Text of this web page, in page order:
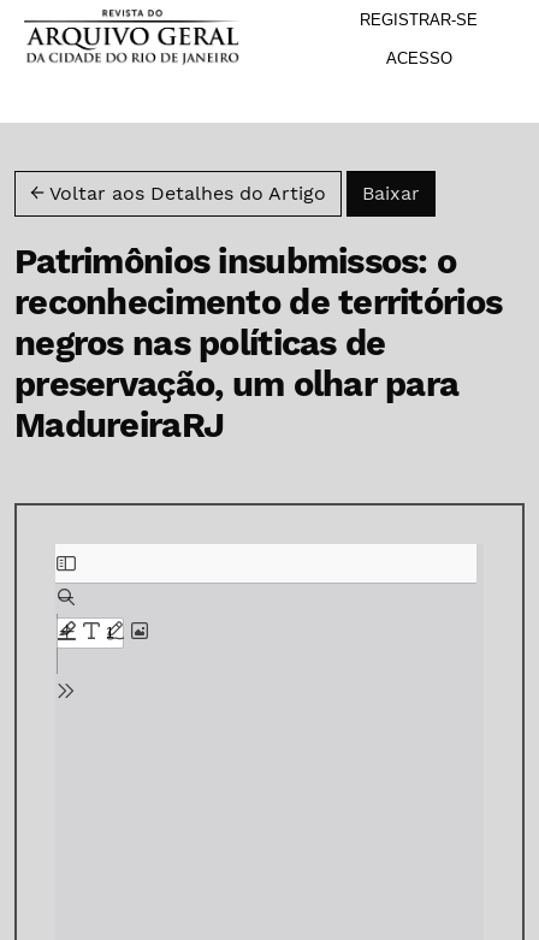
Ir para o menu de navegação principal
Ir para o conteúdo principal
Ir para o rodapé REGISTRAR-SE
ACESSO
← Voltar aos Detalhes do Artigo Baixar
Patrimônios insubmissos: o
reconhecimento de territórios
negros nas políticas de
preservação, um olhar para
MadureiraRJ